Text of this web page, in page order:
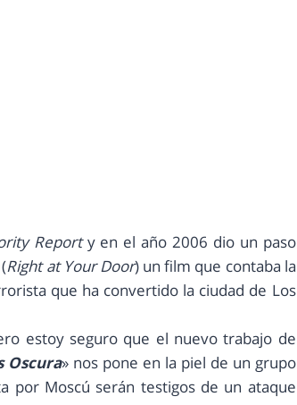
Reporty en el año 2006 dio un paso
Right at Your Door) un film que contaba la
que ha convertido la ciudad de Los
estoy seguro que el nuevo trabajo de
Oscura» nos pone en la piel de un grupo
por Moscú serán testigos de un ataque